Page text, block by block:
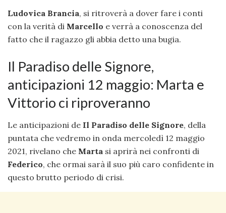
Ludovica Brancia, si ritroverà a dover fare i conti
con la verità di Marcello e verrà a conoscenza del
fatto che il ragazzo gli abbia detto una bugia.
Il Paradiso delle Signore,
anticipazioni 12 maggio: Marta e
Vittorio ci riproveranno
Le anticipazioni de Il Paradiso delle Signore, della
puntata che vedremo in onda mercoledì 12 maggio
2021, rivelano che Marta si aprirà nei confronti di
Federico, che ormai sarà il suo più caro confidente in
questo brutto periodo di crisi.